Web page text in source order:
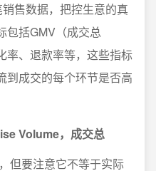
售数据，把控生意的真
包括GMV（成交总
率、退款率等，这些指标
到成交的每个环节是否高
Volume，成交总
但要注意它不等于实际